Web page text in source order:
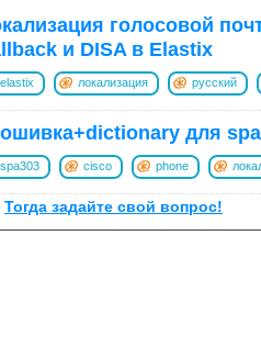
голосовой
и DISA в Elastix
elastix локализация русский
для
spa303 cisco phone
Тогда задайте свой вопрос!